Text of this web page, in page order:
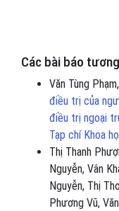
Các bài báo
Văn Tùng
điều trị của
điều trị ngoại
Tạp chí Khoa
Thị Thanh
Nguyễn, Vân
Nguyễn, Thị
Phương Vũ,